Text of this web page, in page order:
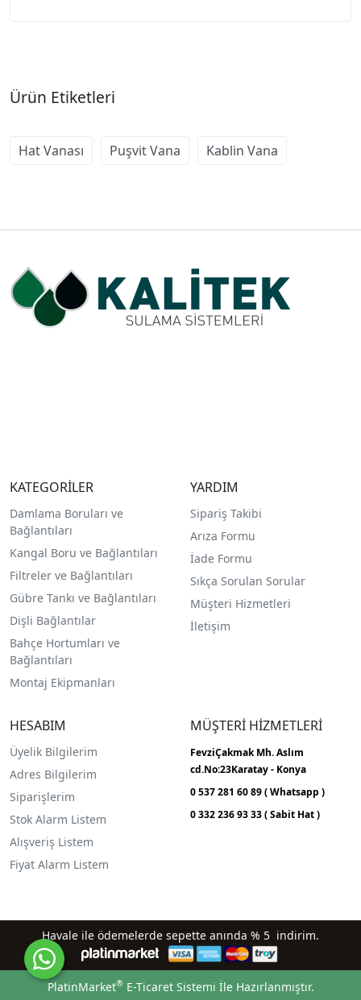
Ürün Etiketleri
Hat Vanası Puşvit Vana Kablin Vana
KATEGORİLER
Damlama Boruları ve
Bağlantıları
Kangal Boru ve Bağlantıları
Filtreler ve Bağlantıları
Gübre Tankı ve Bağlantıları
Dişli Bağlantılar
Bahçe Hortumları ve
Bağlantıları
Montaj Ekipmanları
YARDIM
Sipariş Takibi
Arıza Formu
İade Formu
Sıkça Sorulan Sorular
Müşteri Hizmetleri
İletişim
HESABIM
Üyelik Bilgilerim
Adres Bilgilerim
Siparişlerim
Stok Alarm Listem
Alışveriş Listem
Fiyat Alarm Listem
MÜŞTERİ HİZMETLERİ
FevziÇakmak Mh.Aslım
cd.No:23Karatay - Konya
0 537 281 60 89 ( Whatsapp )
0 332 236 93 33 ( Sabit Hat )
Havale ile ödemelerde sepette anında % 5 indirim.
PlatinMarket®E-Ticaret Sistemi İle Hazırlanmıştır.